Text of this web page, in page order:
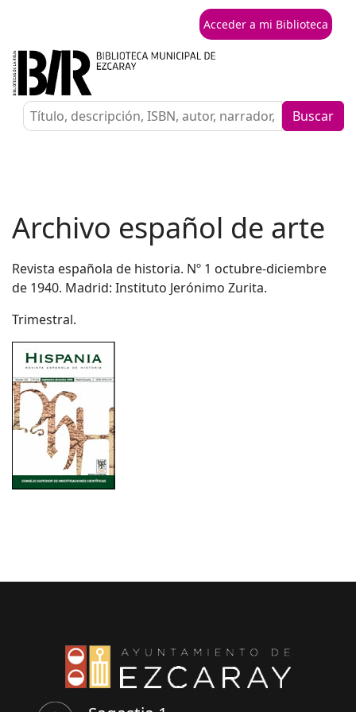
Acceder a mi Biblioteca
Buscar
Archivo español de arte
Revista española de historia. Nº 1 octubre-diciembre
de 1940. Madrid: Instituto Jerónimo Zurita.
Trimestral.